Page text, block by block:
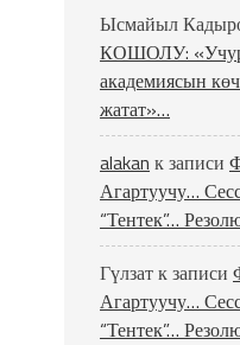
Ысмайыл
КОШОЛУ:
академиясын
жатат»…
alakan к записи
Агартуучу…
“Тентек”…
Гүлзатк записи
Агартуучу…
“Тентек”…